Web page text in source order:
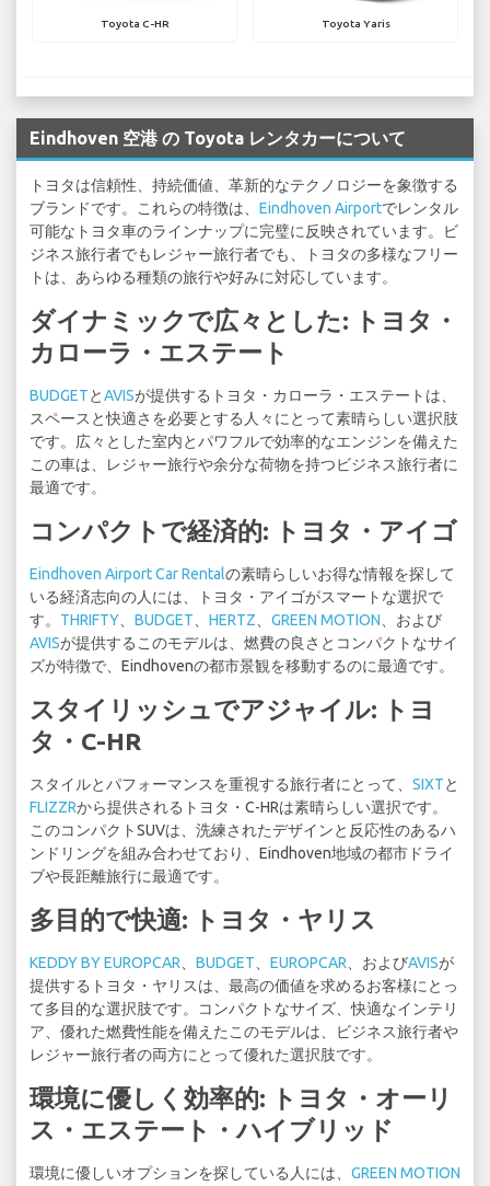
Toyota C-HR Toyota Yaris
Eindhoven 空港 の Toyota レンタカーについて
トヨタは信頼性、持続価値、革新的なテクノロジーを象徴する
ブランドです。これらの特徴は、 Eindhoven Airportでレンタル
可能なトヨタ車のラインナップに完璧に反映されています。ビ
ジネス旅行者でもレジャー旅行者でも、トヨタの多様なフリー
トは、あらゆる種類の旅行や好みに対応しています。
ダイナミックで広々とした: トヨタ・
カローラ・エステート
BUDGETとAVISが提供するトヨタ・カローラ・エステートは、
スペースと快適さを必要とする人々にとって素晴らしい選択肢
です。広々とした室内とパワフルで効率的なエンジンを備えた
この車は、レジャー旅行や余分な荷物を持つビジネス旅行者に
最適です。
コンパクトで経済的: トヨタ・アイゴ
Eindhoven Airport Car Rentalの素晴らしいお得な情報を探して
いる経済志向の人には、トヨタ・アイゴがスマートな選択で
す。 THRIFTY BUDGET HERTZ GREEN MOTION 、および
AVISが提供するこのモデルは、燃費の良さとコンパクトなサイ
ズが特徴で、Eindhovenの都市景観を移動するのに最適です。
スタイリッシュでアジャイル: トヨ
タ・C-HR
スタイルとパフォーマンスを重視する旅行者にとって、 SIXTと
FLIZZRから提供されるトヨタ・C-HRは素晴らしい選択です。
このコンパクトSUVは、洗練されたデザインと反応性のあるハ
ンドリングを組み合わせており、Eindhoven地域の都市ドライ
ブや長距離旅行に最適です。
多目的で快適: トヨタ・ヤリス
KEDDY BY EUROPCAR BUDGET EUROPCAR 、およびAVISが
提供するトヨタ・ヤリスは、最高の価値を求めるお客様にとっ
て多目的な選択肢です。コンパクトなサイズ、快適なインテリ
ア、優れた燃費性能を備えたこのモデルは、ビジネス旅行者や
レジャー旅行者の両方にとって優れた選択肢です。
環境に優しく効率的: トヨタ・オーリ
ス・エステート・ハイブリッド
環境に優しいオプションを探している人には、 GREEN MOTION